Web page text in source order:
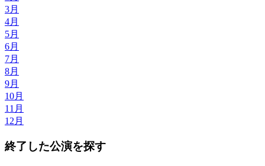
3月
4月
5月
6月
7月
8月
9月
10月
11月
12月
終了した公演を探す